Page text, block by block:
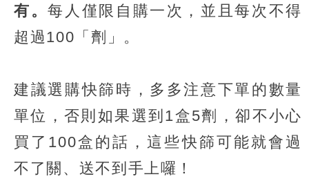
有。每人僅限自購一次，並且每次不得
超過100「劑」。
建議選購快篩時，多多注意下單的數量
單位，否則如果選到1盒5劑，卻不小心
買了100盒的話，這些快篩可能就會過
不了關、送不到手上囉！